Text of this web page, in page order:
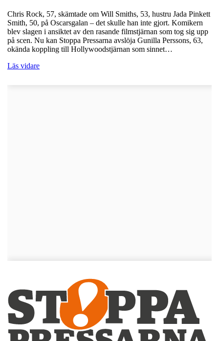
Chris Rock, 57, skämtade om Will Smiths, 53, hustru Jada Pinkett
Smith, 50, på Oscarsgalan – det skulle han inte gjort. Komikern
blev slagen i ansiktet av den rasande filmstjärnan som tog sig upp
på scen. Nu kan Stoppa Pressarna avslöja Gunilla Perssons, 63,
okända koppling till Hollywoodstjärnan som sinnet…
Läs vidare